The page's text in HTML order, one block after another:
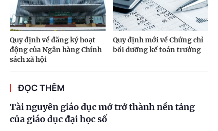
Quy định về đăng ký hoạt
động của Ngân hàng Chính
sách xã hội
Quy định mới về Chứng chỉ
bồi dưỡng kế toán trưởng
ĐỌC THÊM
Tài nguyên giáo dục mở trở thành nền tảng
của giáo dục đại học số